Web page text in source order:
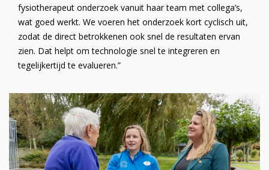
fysiotherapeut onderzoek vanuit haar team met collega’s,
wat goed werkt. We voeren het onderzoek kort cyclisch uit,
zodat de direct betrokkenen ook snel de resultaten ervan
zien. Dat helpt om technologie snel te integreren en
tegelijkertijd te evalueren.”